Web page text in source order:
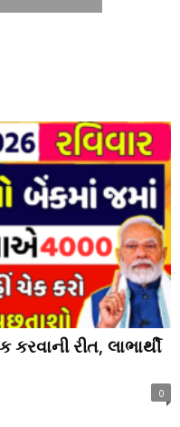
રીત, લાભાર્થી
0